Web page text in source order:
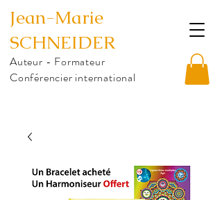
Jean-Marie
SCHNEIDER
Auteur - Formateur
Conférencier international